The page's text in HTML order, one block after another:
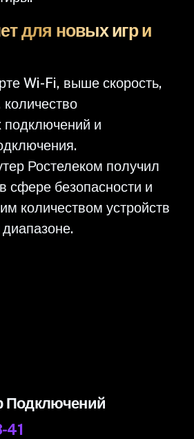
для новых игр и
Wi-Fi, выше скорость,
и
Ростелеком получил
сфере безопасности и
количеством устройств
Подключений
41